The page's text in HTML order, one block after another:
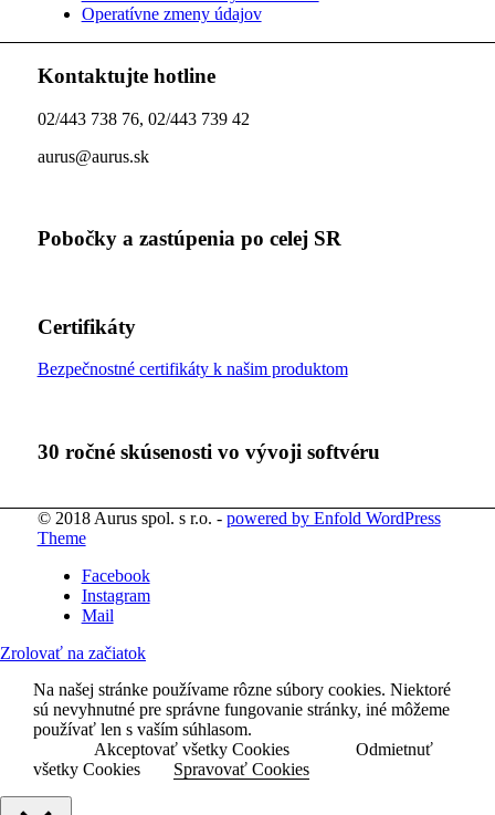
Operatívne zmeny údajov
Kontaktujte hotline
02/443 738 76, 02/443 739 42
aurus@aurus.sk
Pobočky a zastúpenia po celej SR
Certifikáty
Bezpečnostné certifikáty k našim produktom
30 ročné skúsenosti vo vývoji softvéru
© 2018 Aurus spol. s r.o. - powered by Enfold WordPress
Theme
Facebook
Instagram
Mail
Zrolovať na začiatok
Na našej stránke používame rôzne súbory cookies. Niektoré
sú nevyhnutné pre správne fungovanie stránky, iné môžeme
používať len s vaším súhlasom.
Akceptovať všetky Cookies
Odmietnuť
všetky Cookies
Spravovať Cookies